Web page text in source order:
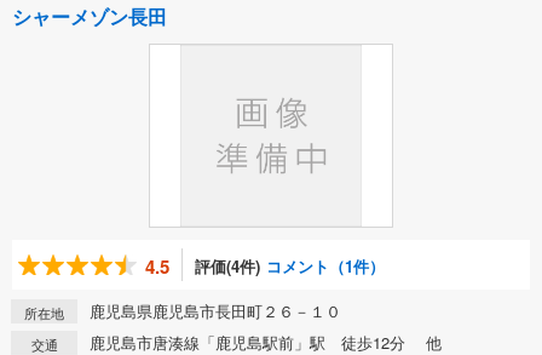
シャーメゾン長田
4.5 評価(4件) コメント（1件）
所在地 鹿児島県鹿児島市長田町２６－１０
交通 鹿児島市唐湊線「鹿児島駅前」駅 徒歩12分 他